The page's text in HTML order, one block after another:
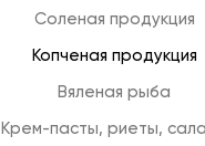
Соленая продукция
Копченая продукция
Вяленая рыба
Крем-пасты, риеты,